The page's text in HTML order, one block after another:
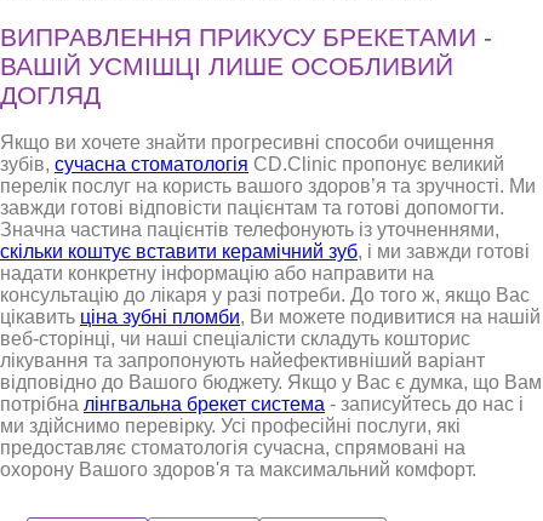
ВИПРАВЛЕННЯ ПРИКУСУ БРЕКЕТАМИ -
ВАШІЙ УСМІШЦІ ЛИШЕ ОСОБЛИВИЙ
ДОГЛЯД
Якщо ви хочете знайти прогресивні способи очищення
зубів, сучасна стоматологія CD.Clinic пропонує великий
перелік послуг на користь вашого здоров’я та зручності. Ми
завжди готові відповісти пацієнтам та готові допомогти.
Значна частина пацієнтів телефонують із уточненнями,
скільки коштує вставити керамічний зуб, і ми завжди готові
надати конкретну інформацію або направити на
консультацію до лікаря у разі потреби. До того ж, якщо Вас
цікавить ціна зубні пломби, Ви можете подивитися на нашій
веб-сторінці, чи наші спеціалісти складуть кошторис
лікування та запропонують найефективніший варіант
відповідно до Вашого бюджету. Якщо у Вас є думка, що Вам
потрібна лінгвальна брекет система - записуйтесь до нас і
ми здійснимо перевірку. Усі професійні послуги, які
предоставляє стоматологія сучасна, спрямовані на
охорону Вашого здоров'я та максимальний комфорт.